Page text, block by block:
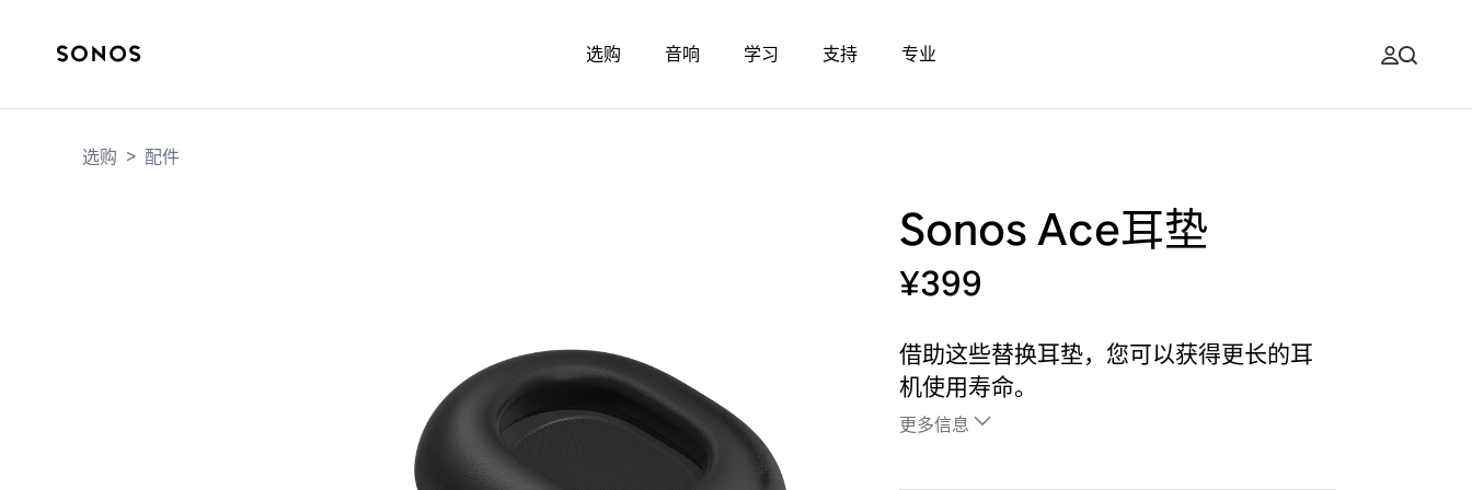
选购 音响 学习 支持 专业
选购 > 配件
Sonos Ace耳垫
¥399
借助这些替换耳垫，您可以获得更长的耳
机使用寿命。
更多信息